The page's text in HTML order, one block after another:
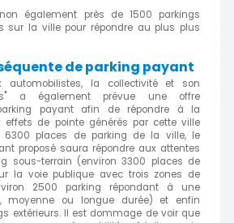
également près de 1500 parkings
sur la ville pour répondre au plus plus
de parking payant
automobilistes, la collectivité et son
a également prévue une offre
payant afin de répondre à la
effets de pointe générés par cette ville
6300 places de parking de la ville, le
proposé saura répondre aux attentes
sous-terrain (environ 3300 places de
la voie publique avec trois zones de
2500 parking répondant à une
moyenne ou longue durée) et enfin
extérieurs. Il est dommage de voir que